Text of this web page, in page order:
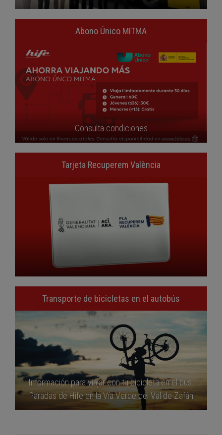
Abono Único MITMA
Consulta condiciones
Tarjeta Recuperem València
Transporte de bicicletas en el autobús
Información para viajar con tu bicicleta en el bus.
Paradas de Hife en la Vía Verde del Val de Zafán